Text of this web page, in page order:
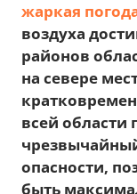
жаркая
воздуха
районов
на севере
всей области
опасности,
быть